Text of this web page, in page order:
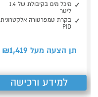
מיכל מים בקיבולת של 1.4
ליטר
בקרת טמפרטורה אלקטרונית
PID
תן הצעה מעל ₪ 1,419
למידע ורכישה